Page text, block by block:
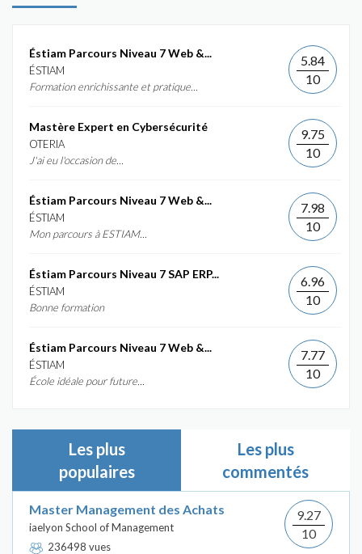
Éstiam Parcours Niveau 7 Web &...
ÉSTIAM
Formation enrichissante et pratique...
5.84
10
Mastère Expert en Cybersécurité
OTERIA
J'ai eu l'occasion de...
9.75
10
Éstiam Parcours Niveau 7 Web &...
ÉSTIAM
Mon parcours à ESTIAM...
7.98
10
Éstiam Parcours Niveau 7 SAP ERP...
ÉSTIAM
Bonne formation
6.96
10
Éstiam Parcours Niveau 7 Web &...
ÉSTIAM
École idéale pour future...
7.77
10
Les plus
populaires
Les plus
commentés
Master Management des Achats
iaelyon School of Management
236498 vues
9.27
10